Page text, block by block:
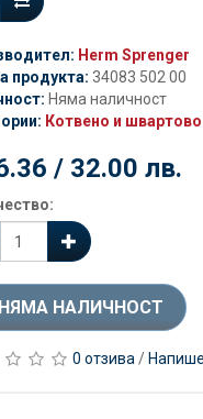
Herm Sprenger
продукта: 34083 502 00
Няма наличност
Котвено и
/ 32.00 лв.
НЯМА НАЛИЧНОСТ
0 отзива /